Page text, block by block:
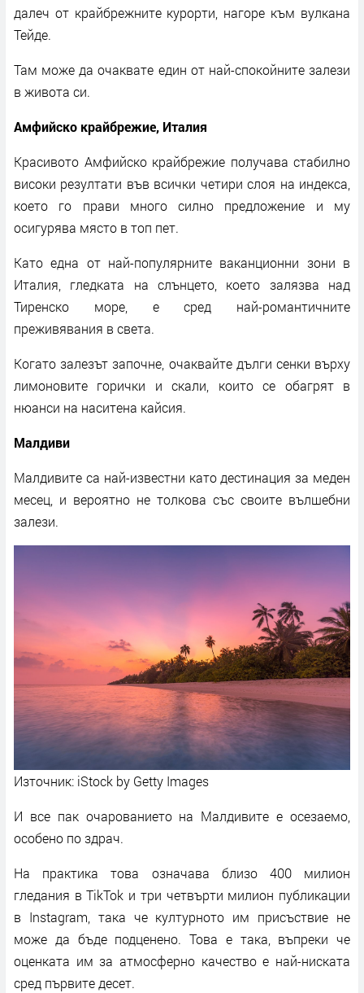
далеч от крайбрежните курорти, нагоре към вулкана
Тейде.
Там може да очаквате един от най-спокойните залези
в живота си.
Амфийско крайбрежие, Италия
Красивото Амфийско крайбрежие получава стабилно
високи резултати във всички четири слоя на индекса,
което го прави много силно предложение и му
осигурява място в топ пет.
Като една от най-популярните ваканционни зони в
Италия, гледката на слънцето, което залязва над
Тиренско море, е сред най-романтичните
преживявания в света.
Когато залезът започне, очаквайте дълги сенки върху
лимоновите горички и скали, които се обагрят в
нюанси на наситена кайсия.
Малдиви
Малдивите са най-известни като дестинация за меден
месец, и вероятно не толкова със своите вълшебни
залези.
Източник: iStock by Getty Images
И все пак очарованието на Малдивите е осезаемо,
особено по здрач.
На практика това означава близо 400 милион
гледания в TikTok и три четвърти милион публикации
в Instagram, така че културното им присъствие не
може да бъде подценено. Това е така, въпреки че
оценката им за атмосферно качество е най-ниската
сред първите десет.